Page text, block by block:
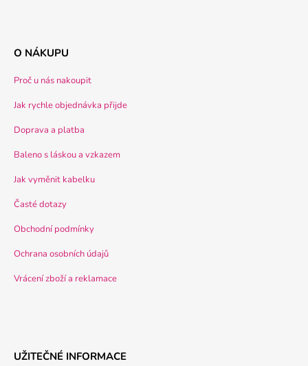
O NÁKUPU
Proč u nás nakoupit
Jak rychle objednávka přijde
Doprava a platba
Baleno s láskou a vzkazem
Jak vyměnit kabelku
Časté dotazy
Obchodní podmínky
Ochrana osobních údajů
Vrácení zboží a reklamace
UŽITEČNÉ INFORMACE